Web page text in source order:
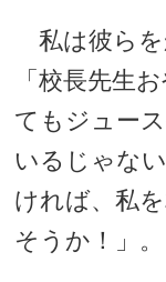
私は彼らを
「校長先生
てもジュー
いるじゃな
ければ、私
そうか！」。